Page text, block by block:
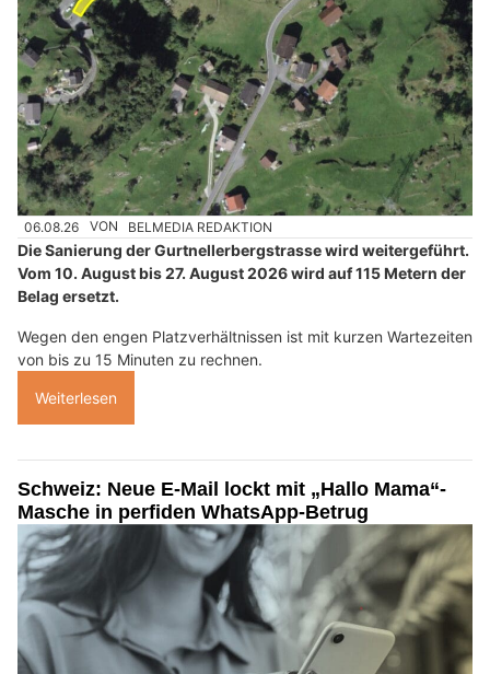
06.08.26 VON BELMEDIA REDAKTION
Die Sanierung der Gurtnellerbergstrasse wird weitergeführt.
Vom 10. August bis 27. August 2026 wird auf 115 Metern der
Belag ersetzt.
Wegen den engen Platzverhältnissen ist mit kurzen Wartezeiten
von bis zu 15 Minuten zu rechnen.
Weiterlesen
Schweiz: Neue E-Mail lockt mit „Hallo Mama“-
Masche in perfiden WhatsApp-Betrug